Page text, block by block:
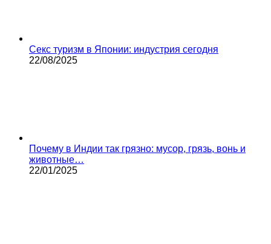
Секс туризм в Японии: индустрия сегодня
22/08/2025
Почему в Индии так грязно: мусор, грязь, вонь и
животные…
22/01/2025